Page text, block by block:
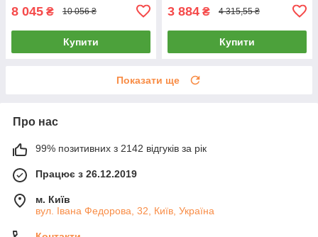
8 045 ₴ 10 056 ₴
Купити
3 884 ₴ 4 315,55 ₴
Купити
Показати ще
Про нас
99% позитивних з 2142 відгуків за рік
Працює з 26.12.2019
м. Київ
вул. Івана Федорова, 32, Київ, Україна